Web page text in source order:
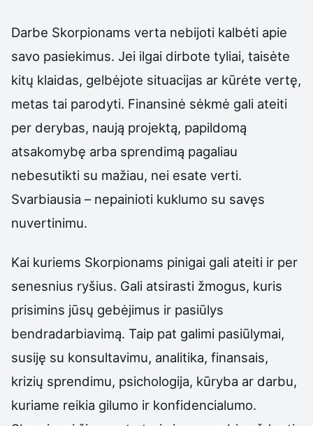
Darbe Skorpionams verta nebijoti kalbėti apie
savo pasiekimus. Jei ilgai dirbote tyliai, taisėte
kitų klaidas, gelbėjote situacijas ar kūrėte vertę,
metas tai parodyti. Finansinė sėkmė gali ateiti
per derybas, naują projektą, papildomą
atsakomybę arba sprendimą pagaliau
nebesutikti su mažiau, nei esate verti.
Svarbiausia – nepainioti kuklumo su savęs
nuvertinimu.
Kai kuriems Skorpionams pinigai gali ateiti ir per
senesnius ryšius. Gali atsirasti žmogus, kuris
prisimins jūsų gebėjimus ir pasiūlys
bendradarbiavimą. Taip pat galimi pasiūlymai,
susiję su konsultavimu, analitika, finansais,
krizių sprendimu, psichologija, kūryba ar darbu,
kuriame reikia gilumo ir konfidencialumo.